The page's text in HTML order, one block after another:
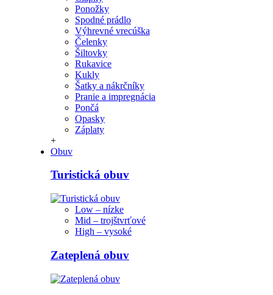
Ponožky
Spodné prádlo
Výhrevné vrecúška
Čelenky
Šiltovky
Rukavice
Kukly
Šatky a nákrčníky
Pranie a impregnácia
Pončá
Opasky
Záplaty
+
Obuv
Turistická obuv
Low – nízke
Mid – trojštvrťové
High – vysoké
Zateplená obuv